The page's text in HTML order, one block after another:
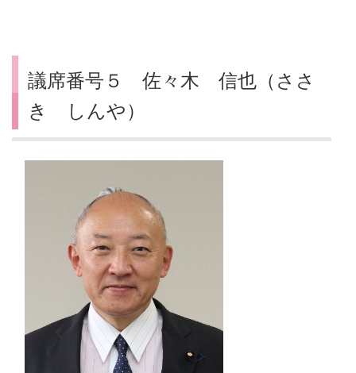
議席番号５ 佐々木 信也（ささ
き しんや）